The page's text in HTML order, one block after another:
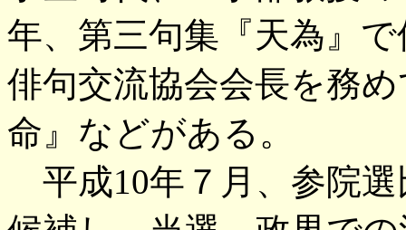
年、第三句集『天為』
俳句交流協会会長を務
命』などがある。
平成10年７月、参院